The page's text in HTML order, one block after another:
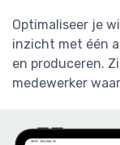
Optimaliseer je
inzicht met één
en produceren.
medewerker